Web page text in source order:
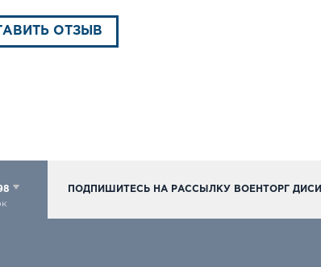
ОТЗЫВ
ПОДПИШИТЕСЬ НА РАССЫЛКУ ВОЕНТОРГ ДИСИ